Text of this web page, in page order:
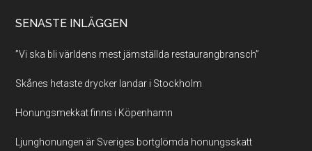
SENASTE INLÄGGEN
”Vi ska bli världens mest jämställda restaurangbransch”
Skånes hetaste drycker landar i Stockholm
Honungsmekkat finns i Köpenhamn
Ljunghonungen är Sveriges bortglömda honungsskatt